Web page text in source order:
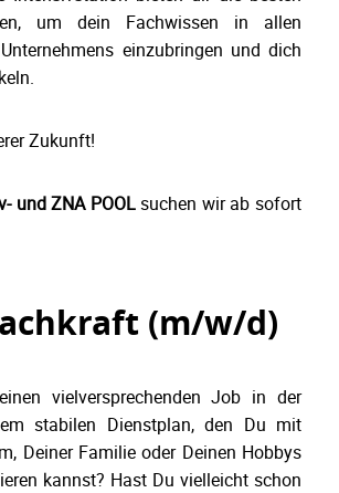
um dein Fachwissen in allen
einzubringen und dich
Zukunft!
und ZNA POOLsuchen wir ab sofort
(m/w/d)
vielversprechenden Job in der
stabilen Dienstplan, den Du mit
Deiner Familie oder Deinen Hobbys
kannst? Hast Du vielleicht schon